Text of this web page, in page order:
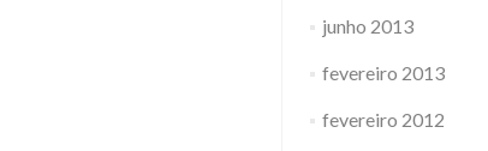
junho 2013
fevereiro 2013
fevereiro 2012